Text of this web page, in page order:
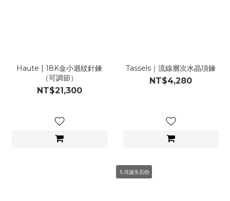
Haute | 18K金小迴紋針鍊
（可調節）
NT$21,300
Tassels｜流線層次水晶項鍊
NT$4,280
５月誕生石🎂